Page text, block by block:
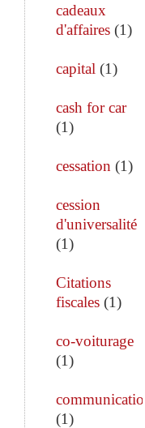
cadeaux
d'affaires (1)
capital (1)
cash for car
(1)
cessation (1)
cession
d'universalité
(1)
Citations
fiscales (1)
co-voiturage
(1)
communication
(1)